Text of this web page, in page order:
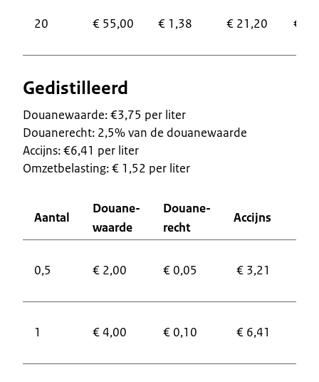
20 € 55,00 € 1,38 € 21,20 €
Gedistilleerd
Douanewaarde: €3,75 per liter
Douanerecht: 2,5% van de douanewaarde
Accijns: €6,41 per liter
Omzetbelasting: € 1,52 per liter
Aantal
Douane-
waarde
Douane-
recht
Accijns
0,5 € 2,00 € 0,05 € 3,21
1 € 4,00 € 0,10 € 6,41